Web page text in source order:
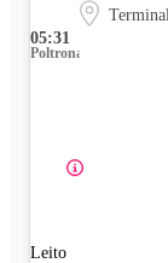
05:31
Poltrona
Leito